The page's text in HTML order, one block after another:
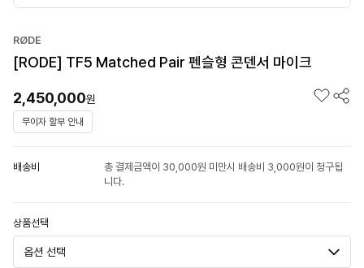
RØDE
[RODE] TF5 Matched Pair 펜슬형 콘덴서 마이크
2,450,000원
무이자 할부 안내
배송비
총 결제금액이 30,000원 미만시 배송비 3,000원이 청구됩
니다.
상품선택